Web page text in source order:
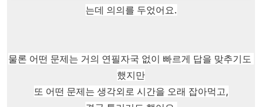
는데 의의를 두었어요.
물론 어떤 문제는 거의 연필자국 없이 빠르게 답을 맞추기도
했지만
또 어떤 문제는 생각외로 시간을 오래 잡아먹고,